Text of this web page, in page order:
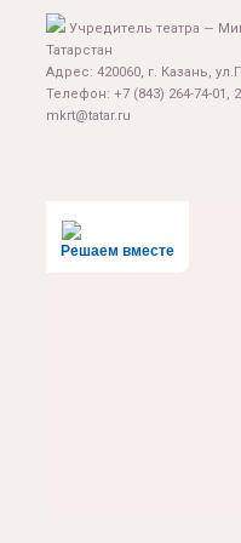
Учредитель театра —
Татарстан
Адрес: 420060, г. Казань,
Телефон: +7 (843) 264-74-01,
mkrt@tatar.ru
Решаем вместе